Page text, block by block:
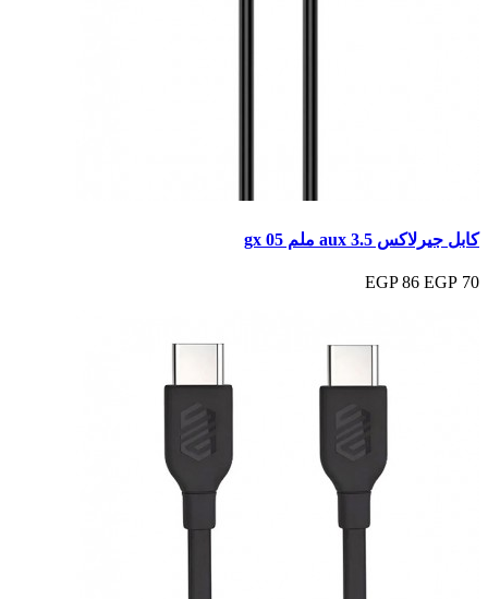
كابل جيرلاكس aux 3.5 ملم gx 05
70 EGP
86 EGP